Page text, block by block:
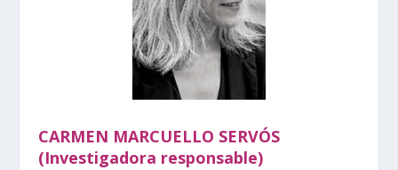
CARMEN MARCUELLO SERVÓS
(Investigadora responsable)